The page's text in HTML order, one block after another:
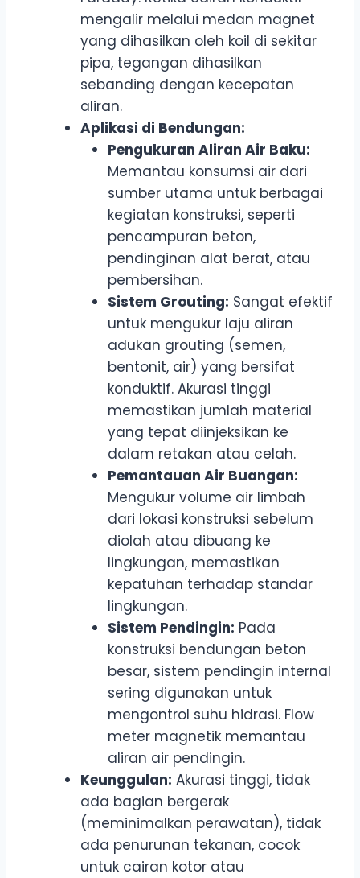
mengalir melalui medan magnet
yang dihasilkan oleh koil di sekitar
pipa, tegangan dihasilkan
sebanding dengan kecepatan
aliran.
Aplikasi di Bendungan:
Pengukuran Aliran Air Baku:
Memantau konsumsi air dari
sumber utama untuk berbagai
kegiatan konstruksi, seperti
pencampuran beton,
pendinginan alat berat, atau
pembersihan.
Sistem Grouting: Sangat efektif
untuk mengukur laju aliran
adukan grouting (semen,
bentonit, air) yang bersifat
konduktif. Akurasi tinggi
memastikan jumlah material
yang tepat diinjeksikan ke
dalam retakan atau celah.
Pemantauan Air Buangan:
Mengukur volume air limbah
dari lokasi konstruksi sebelum
diolah atau dibuang ke
lingkungan, memastikan
kepatuhan terhadap standar
lingkungan.
Sistem Pendingin: Pada
konstruksi bendungan beton
besar, sistem pendingin internal
sering digunakan untuk
mengontrol suhu hidrasi. Flow
meter magnetik memantau
aliran air pendingin.
Keunggulan: Akurasi tinggi, tidak
ada bagian bergerak
(meminimalkan perawatan), tidak
ada penurunan tekanan, cocok
untuk cairan kotor atau